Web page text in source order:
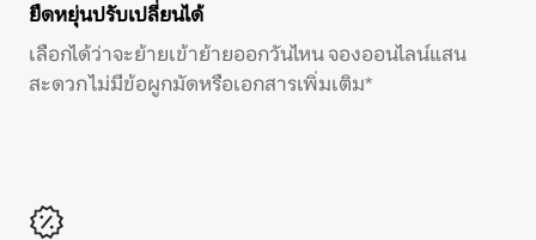
ยืดหยุ่นปรับเปลี่ยนได้
เลือกได้ว่าจะย้ายเข้าย้ายออกวันไหน จองออนไลน์แสน
สะดวก ไม่มีข้อผูกมัดหรือเอกสารเพิ่มเติม*